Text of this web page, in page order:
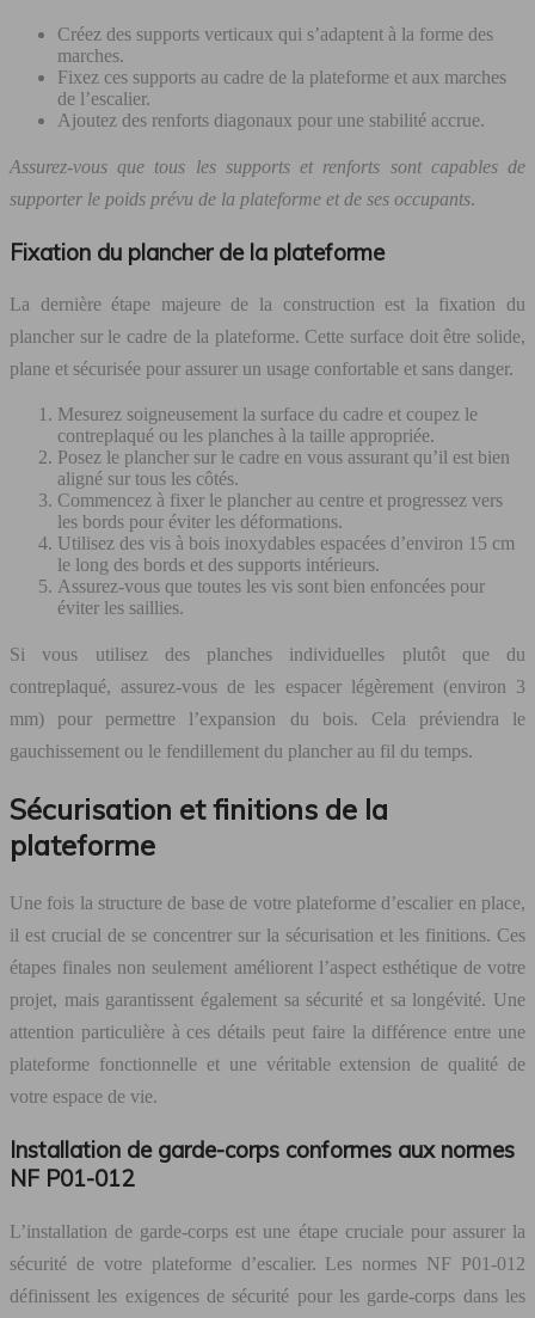
Créez des supports verticaux qui s’adaptent à la forme des
marches.
Fixez ces supports au cadre de la plateforme et aux marches
de l’escalier.
Ajoutez des renforts diagonaux pour une stabilité accrue.
Assurez-vous que tous les supports et renforts sont capables de
supporter le poids prévu de la plateforme et de ses occupants.
Fixation du plancher de la plateforme
La dernière étape majeure de la construction est la fixation du
plancher sur le cadre de la plateforme. Cette surface doit être solide,
plane et sécurisée pour assurer un usage confortable et sans danger.
Mesurez soigneusement la surface du cadre et coupez le
contreplaqué ou les planches à la taille appropriée.
Posez le plancher sur le cadre en vous assurant qu’il est bien
aligné sur tous les côtés.
Commencez à fixer le plancher au centre et progressez vers
les bords pour éviter les déformations.
Utilisez des vis à bois inoxydables espacées d’environ 15 cm
le long des bords et des supports intérieurs.
Assurez-vous que toutes les vis sont bien enfoncées pour
éviter les saillies.
Si vous utilisez des planches individuelles plutôt que du
contreplaqué, assurez-vous de les espacer légèrement (environ 3
mm) pour permettre l’expansion du bois. Cela préviendra le
gauchissement ou le fendillement du plancher au fil du temps.
Sécurisation et finitions de la
plateforme
Une fois la structure de base de votre plateforme d’escalier en place,
il est crucial de se concentrer sur la sécurisation et les finitions. Ces
étapes finales non seulement améliorent l’aspect esthétique de votre
projet, mais garantissent également sa sécurité et sa longévité. Une
attention particulière à ces détails peut faire la différence entre une
plateforme fonctionnelle et une véritable extension de qualité de
votre espace de vie.
Installation de garde-corps conformes aux normes
NF P01-012
L’installation de garde-corps est une étape cruciale pour assurer la
sécurité de votre plateforme d’escalier. Les normes NF P01-012
définissent les exigences de sécurité pour les garde-corps dans les